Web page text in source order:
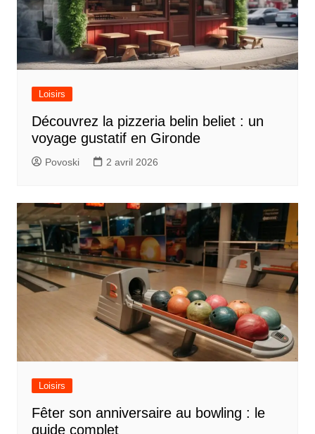
Loisirs
Découvrez la pizzeria belin beliet : un
voyage gustatif en Gironde
Povoski 2 avril 2026
Loisirs
Fêter son anniversaire au bowling : le
guide complet